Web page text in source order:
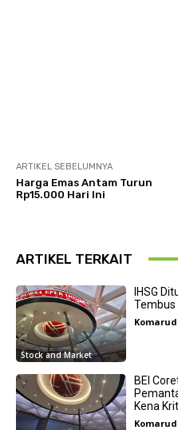
ARTIKEL SEBELUMNYA
Harga Emas Antam Turun
Rp15.000 Hari Ini
ARTIKEL TERKAIT
Stock and Market
IHSG
Tembus
BEI
Kena